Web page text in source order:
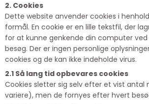
2. Cookies
Dette website anvender cookies i
formål. En cookie er en lille tekstfil, der
for at kunne genkende din computer
besøg. Der er ingen personlige
cookies og de kan ikke indeholde virus.
2.1 Så lang tid opbevares cookies
Cookies sletter sig selv efter et vist antal
variere), men de fornyes efter hvert